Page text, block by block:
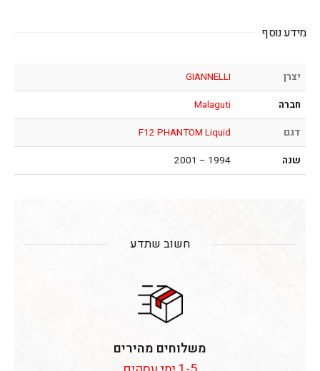
מידע נוסף
יצרן
GIANNELLI
חברה
Malaguti
דגם
F12 PHANTOM Liquid
שנה
1994 – 2001
חשוב שתדע
משלוחים מהירים